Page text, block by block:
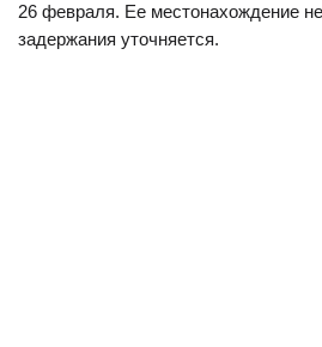
26 февраля. Ее местонахождение
задержания уточняется.